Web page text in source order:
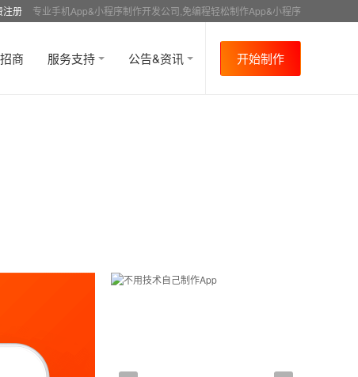
注册 专业手机App&小程序制作开发公司,免编程轻松制作App&小程序
商 服务支持 公告&资讯 开始制作